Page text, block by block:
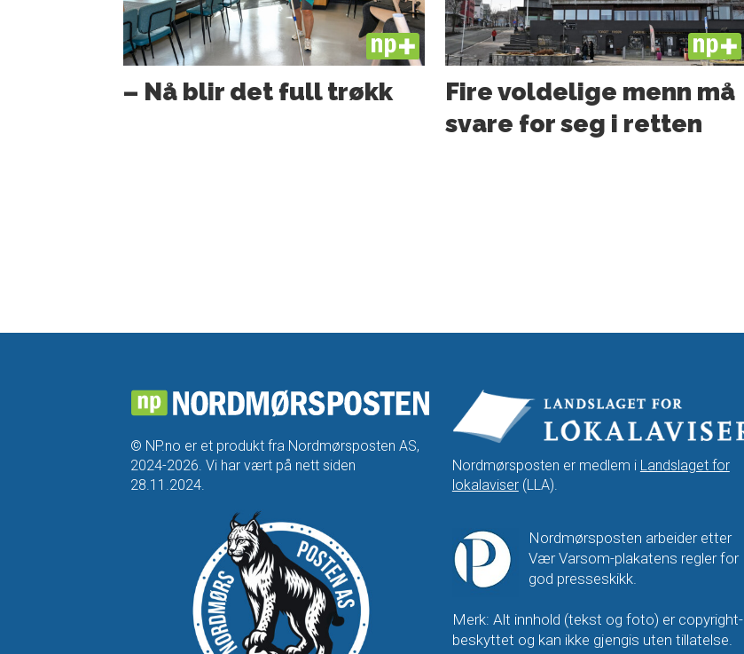
PLUS
– Nå blir det full trøkk
PLUS
Fire voldelige menn må
svare for seg i retten
© NP.no er et produkt fra Nordmørsposten AS,
2024-2026. Vi har vært på nett siden
28.11.2024.
Nordmørsposten er medlem i Landslaget for
lokalaviser(LLA).
Nordmørsposten arbeider etter
Vær Varsom-plakatens regler for
god presseskikk.
Merk: Alt innhold (tekst og foto) er copyright-
beskyttet og kan ikke gjengis uten tillatelse.